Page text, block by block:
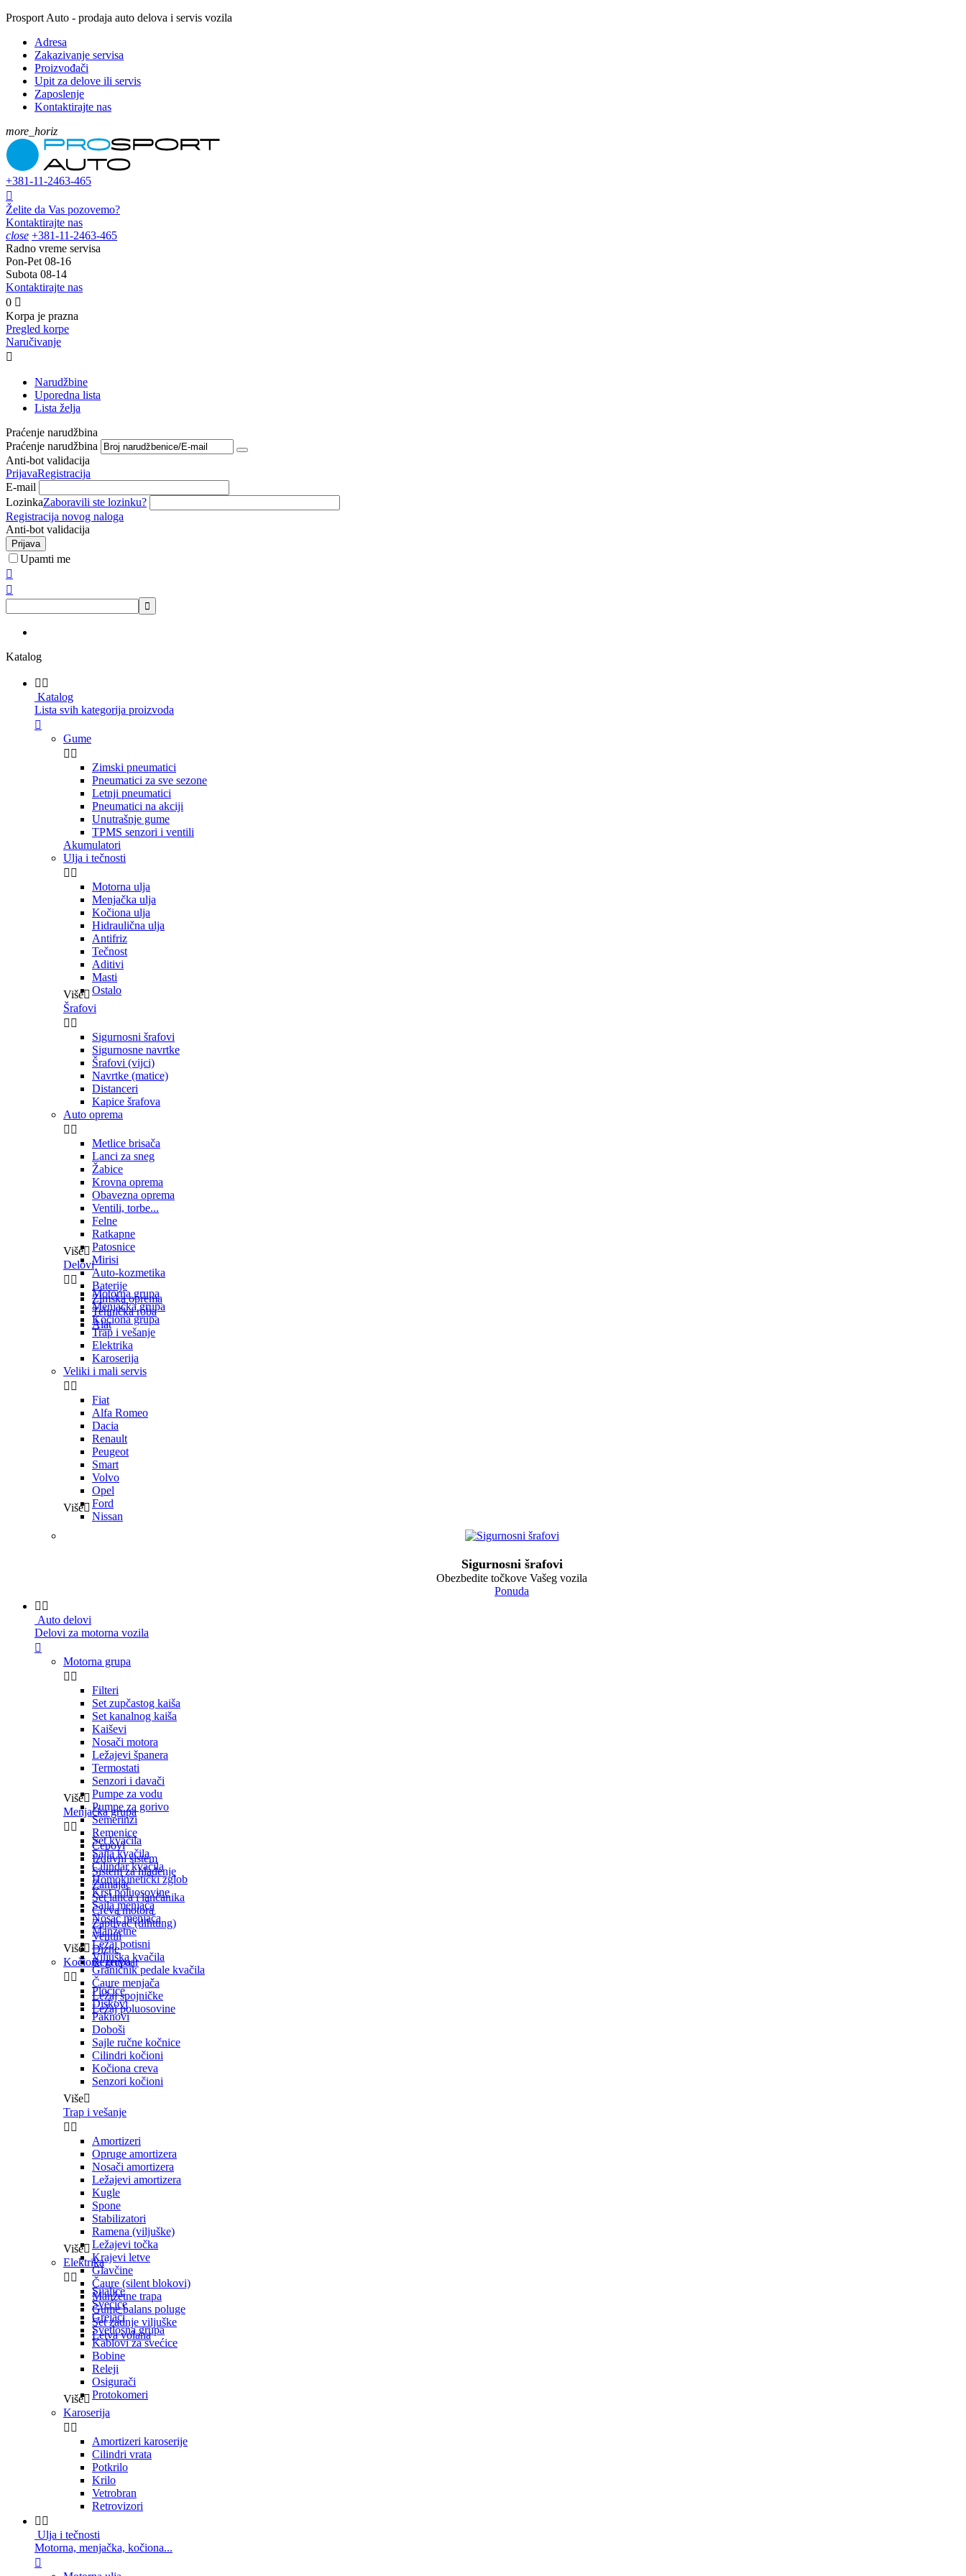
Prosport Auto - prodaja auto delova i servis vozila
Adresa
Zakazivanje servisa
Proizvođači
Upit za delove ili servis
Zaposlenje
Kontaktirajte nas
more_horiz
+381-11-2463-465

Želite da Vas pozovemo?
Kontaktirajte nas
close +381-11-2463-465
Radno vreme servisa
Pon-Pet 08-16
Subota 08-14
Kontaktirajte nas
0 
Korpa je prazna
Pregled korpe
Naručivanje

Narudžbine
Uporedna lista
Lista želja
Praćenje narudžbina
Praćenje narudžbina
Anti-bot validacija
PrijavaRegistracija
E-mail
LozinkaZaboravili ste lozinku?
Registracija novog naloga
Anti-bot validacija
Prijava
Upamti me



Katalog
 
Katalog
Lista svih kategorija proizvoda

Gume
 
Zimski pneumatici
Pneumatici za sve sezone
Letnji pneumatici
Pneumatici na akciji
Unutrašnje gume
TPMS senzori i ventili
Akumulatori
Ulja i tečnosti
 
Motorna ulja
Menjačka ulja
Kočiona ulja
Hidraulična ulja
Antifriz
Tečnost
Aditivi
Masti
Ostalo
Više
Šrafovi
 
Sigurnosni šrafovi
Sigurnosne navrtke
Šrafovi (vijci)
Navrtke (matice)
Distanceri
Kapice šrafova
Auto oprema
 
Metlice brisača
Lanci za sneg
Žabice
Krovna oprema
Obavezna oprema
Ventili, torbe...
Felne
Ratkapne
Patosnice
Mirisi
Auto-kozmetika
Baterije
Zimska oprema
Tehnička roba
Alat
Više
Delovi
 
Motorna grupa
Menjačka grupa
Kočiona grupa
Trap i vešanje
Elektrika
Karoserija
Veliki i mali servis
 
Fiat
Alfa Romeo
Dacia
Renault
Peugeot
Smart
Volvo
Opel
Ford
Nissan
Više
Sigurnosni šrafovi
Obezbedite točkove Vašeg vozila
Ponuda
 
Auto delovi
Delovi za motorna vozila

Motorna grupa
 
Filteri
Set zupčastog kaiša
Set kanalnog kaiša
Kaiševi
Nosači motora
Ležajevi španera
Termostati
Senzori i davači
Pumpe za vodu
Pumpe za gorivo
Semerinzi
Remenice
Čepovi
Izduvni sistem
Sistem za hlađenje
Zamajac
Set lanca i lančanika
Creva motora
Zaptivač (dihtung)
Ventili
Dizne
Rezervoar
Više
Menjačka grupa
 
Set kvačila
Sajla kvačila
Cilindar kvačila
Homokinetički zglob
Krst poluosovine
Sajla menjača
Nosač menjača
Manžetne
Ležaj potisni
Viljuška kvačila
Graničnik pedale kvačila
Čaure menjača
Ležaj spojničke
Ležaj poluosovine
Više
Kočiona grupa
 
Pločice
Diskovi
Paknovi
Doboši
Sajle ručne kočnice
Cilindri kočioni
Kočiona creva
Senzori kočioni
Više
Trap i vešanje
 
Amortizeri
Opruge amortizera
Nosači amortizera
Ležajevi amortizera
Kugle
Spone
Stabilizatori
Ramena (viljuške)
Ležajevi točka
Krajevi letve
Glavčine
Čaure (silent blokovi)
Manžetne trapa
Gume balans poluge
Set zadnje viljuške
Letva volana
Više
Elektrika
 
Sijalice
Svećice
Grejači
Svetlosna grupa
Kablovi za svećice
Bobine
Releji
Osigurači
Protokomeri
Više
Karoserija
 
Amortizeri karoserije
Cilindri vrata
Potkrilo
Krilo
Vetrobran
Retrovizori
 
Ulja i tečnosti
Motorna, menjačka, kočiona...
